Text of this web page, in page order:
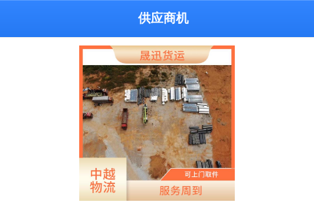
供应商机